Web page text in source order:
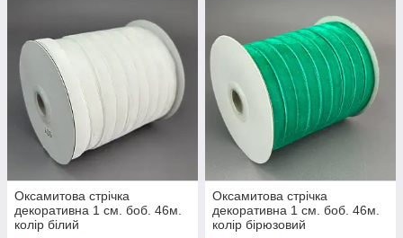
Оксамитова стрічка
декоративна 1 см. боб. 46м.
колір білий
Оксамитова стрічка
декоративна 1 см. боб. 46м.
колір бірюзовий